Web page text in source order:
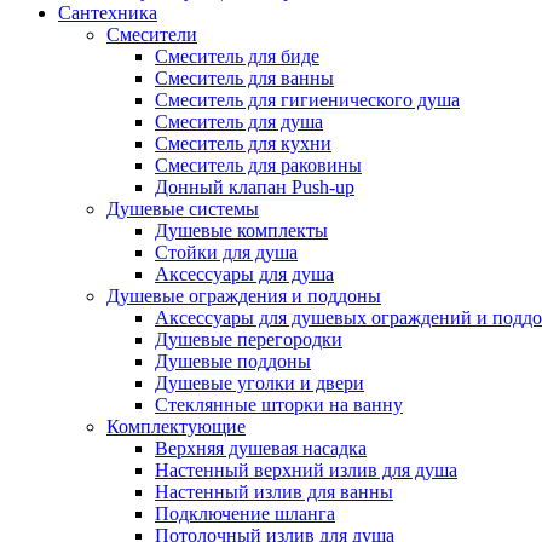
Сантехника
Смесители
Смеситель для биде
Смеситель для ванны
Смеситель для гигиенического душа
Смеситель для душа
Смеситель для кухни
Смеситель для раковины
Донный клапан Push-up
Душевые системы
Душевые комплекты
Стойки для душа
Аксессуары для душа
Душевые ограждения и поддоны
Аксессуары для душевых ограждений и
Душевые перегородки
Душевые поддоны
Душевые уголки и двери
Стеклянные шторки на ванну
Комплектующие
Верхняя душевая насадка
Настенный верхний излив для душа
Настенный излив для ванны
Подключение шланга
Потолочный излив для душа